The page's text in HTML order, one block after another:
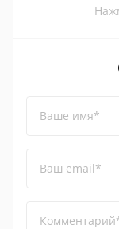
Ваше имя*
Ваш email*